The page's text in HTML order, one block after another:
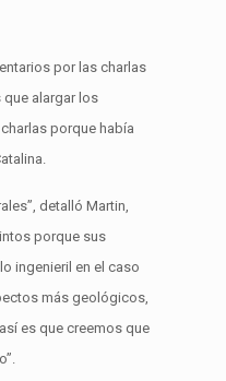
por las charlas
alargar los
porque había
detalló Martin,
porque sus
ingenieril en el caso
más geológicos,
es que creemos que